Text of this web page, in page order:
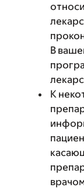
В
К